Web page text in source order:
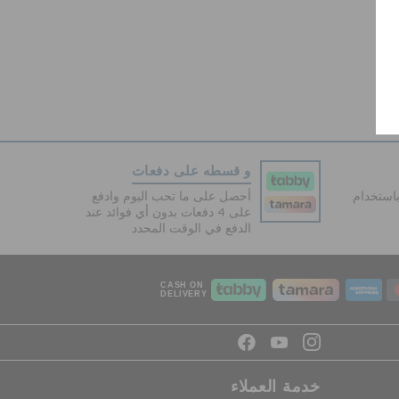
آمنة 100% باستخدام
و قسطه على دفعات
أحصل على ما تحب اليوم وادفع
على 4 دفعات بدون أي فوائد عند
الدفع في الوقت المحدد
CASH ON
DELIVERY
خدمة العملاء